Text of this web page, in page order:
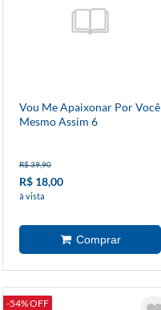
Vou Me Apaixonar Por Você
Mesmo Assim 6
R$ 39,90
R$ 18,00
à vista
-54% OFF